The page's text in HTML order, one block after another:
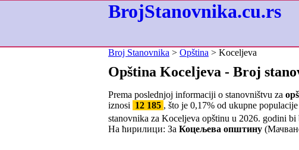
BrojStanovnika.cu.rs
Broj Stanovnika > Opština > Koceljeva
Opština Koceljeva - Broj
Prema poslednjoj informaciji o stanovništvu za
iznosi 12 185 , što je 0,17% od ukupne
stanovnika za Koceljeva opštinu u 2026. godini bi
На ћирилици: За Коцељева општину